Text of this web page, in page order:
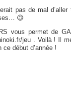
pas de mal d’aller
😉
vous permet de
jeu . Voilà ! Il
début d’année !